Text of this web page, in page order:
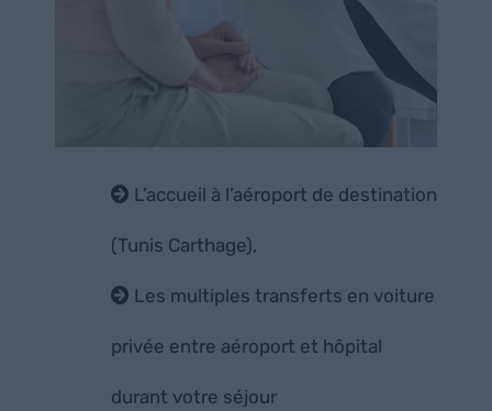
L’accueil à l’aéroport de destination
(Tunis Carthage),
Les multiples transferts en voiture
privée entre aéroport et hôpital
durant votre séjour